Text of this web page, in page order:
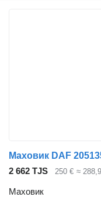
Маховик DAF
2 662 TJS
250 € ≈
Маховик